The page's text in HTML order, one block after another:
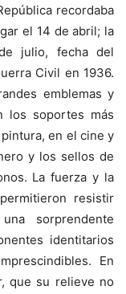
recordaba
el 14 de abril; la
julio, fecha del
Civil en 1936.
emblemas y
los soportes más
en el cine y
y los sellos de
La fuerza y la
resistir
sorprendente
identitarios
En
que su relieve no